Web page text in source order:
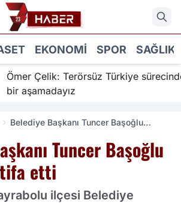
EKONOMI SPOR SAĞLIK
Çelik: Terörsüz Türkiye sürecinde
aşamadayız
Belediye Başkanı Tuncer Başoğlu
Tuncer Başoğlu
etti
ilçesi Belediye